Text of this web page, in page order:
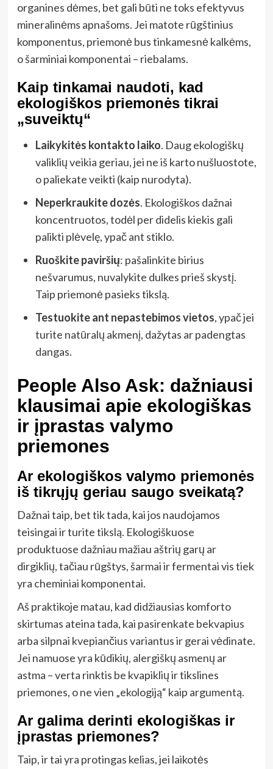
organines dėmes, bet gali būti ne toks efektyvus
mineralinėms apnašoms. Jei matote rūgštinius
komponentus, priemonė bus tinkamesnė kalkėms,
o šarminiai komponentai – riebalams.
Kaip tinkamai naudoti, kad
ekologiškos priemonės tikrai
„suveiktų“
Laikykitės kontakto laiko. Daug ekologiškų
valiklių veikia geriau, jei ne iš karto nušluostote,
o paliekate veikti (kaip nurodyta).
Neperkraukite dozės. Ekologiškos dažnai
koncentruotos, todėl per didelis kiekis gali
palikti plėvelę, ypač ant stiklo.
Ruoškite paviršių: pašalinkite birius
nešvarumus, nuvalykite dulkes prieš skystį.
Taip priemonė pasieks tikslą.
Testuokite ant nepastebimos vietos, ypač jei
turite natūralų akmenį, dažytas ar padengtas
dangas.
People Also Ask: dažniausi
klausimai apie ekologiškas
ir įprastas valymo
priemones
Ar ekologiškos valymo priemonės
iš tikrųjų geriau saugo sveikatą?
Dažnai taip, bet tik tada, kai jos naudojamos
teisingai ir turite tikslą. Ekologiškuose
produktuose dažniau mažiau aštrių garų ar
dirgiklių, tačiau rūgštys, šarmai ir fermentai vis tiek
yra cheminiai komponentai.
Aš praktikoje matau, kad didžiausias komforto
skirtumas ateina tada, kai pasirenkate bekvapius
arba silpnai kvepiančius variantus ir gerai vėdinate.
Jei namuose yra kūdikių, alergiškų asmenų ar
astma – verta rinktis be kvapiklių ir tikslines
priemones, o ne vien „ekologiją“ kaip argumentą.
Ar galima derinti ekologiškas ir
įprastas priemones?
Taip, ir tai yra protingas kelias, jei laikotės